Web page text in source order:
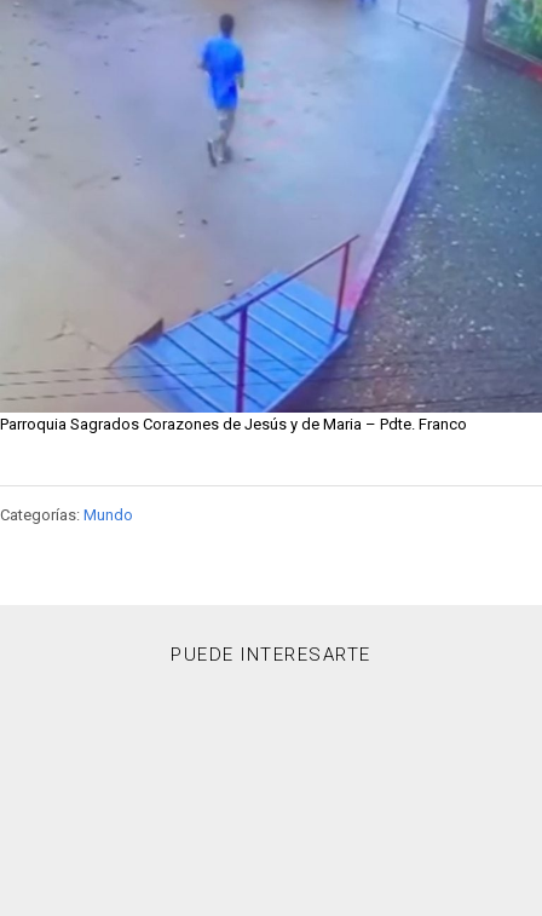
Parroquia Sagrados Corazones de Jesús y de Maria – Pdte. Franco
Categorías: Mundo
PUEDE INTERESARTE